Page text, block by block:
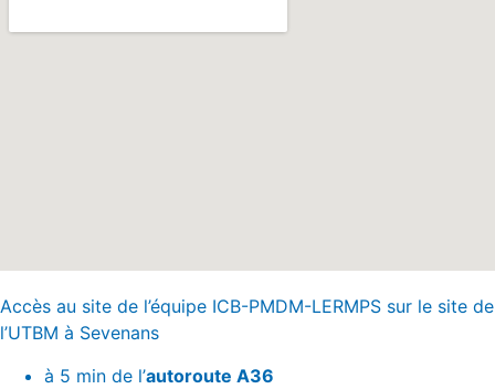
Accès au site de l’équipe ICB-PMDM-LERMPS sur le site de
l’UTBM à Sevenans
à 5 min de l’autoroute A36